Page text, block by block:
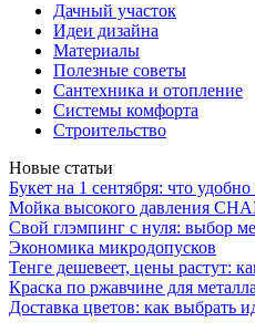
Дачный участок
Идеи дизайна
Материалы
Полезные советы
Сантехника и отопление
Системы комфорта
Строительство
Новые статьи
Букет на 1 сентября: что
Мойка высокого давления
Свой глэмпинг с нуля: выбор
Экономика микродопусков
Тенге дешевеет, цены растут:
Краска по ржавчине для
Доставка цветов: как выбрать